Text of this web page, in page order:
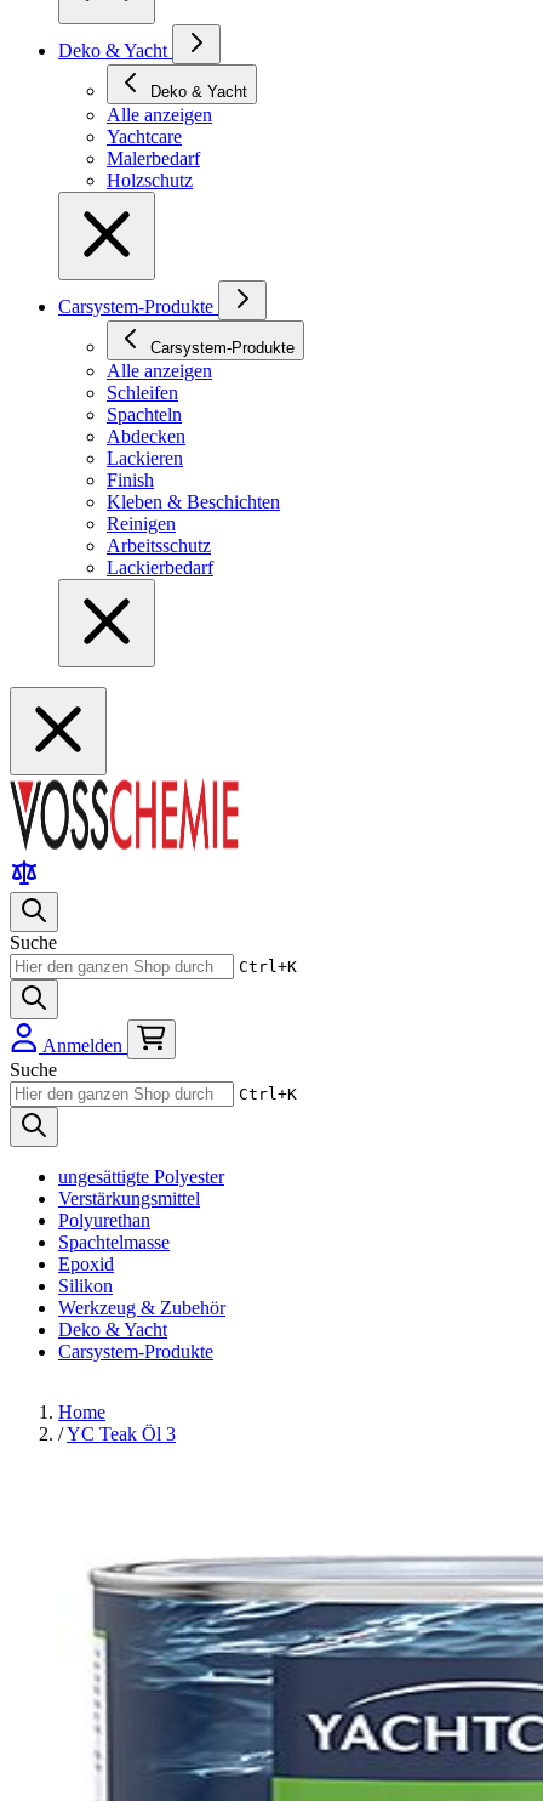
Deko & Yacht
Deko & Yacht
Alle anzeigen
Yachtcare
Malerbedarf
Holzschutz
Carsystem-Produkte
Carsystem-Produkte
Alle anzeigen
Schleifen
Spachteln
Abdecken
Lackieren
Finish
Kleben & Beschichten
Reinigen
Arbeitsschutz
Lackierbedarf
Suche
Ctrl+K
Anmelden
Suche
Ctrl+K
ungesättigte Polyester
Verstärkungsmittel
Polyurethan
Spachtelmasse
Epoxid
Silikon
Werkzeug & Zubehör
Deko & Yacht
Carsystem-Produkte
Home
/YC Teak Öl 3